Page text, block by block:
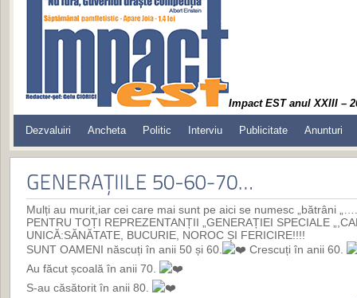
Impact EST anul XXIII –
Dezvaluiri Ancheta Politic Interviu Publicitate Anunturi
Mulți au murit,iar cei care mai sunt pe aici se numesc „bătrâni
PENTRU TOȚI REPREZENTANȚII „GENERAȚIEI SPECIALE
UNICĂ:SĂNĂTATE, BUCURIE, NOROC ȘI FERICIRE!!!!
SUNT OAMENI născuți în anii 50 și 60.
Crescuți în anii 60.
Au făcut școală în anii 70.
S-au căsătorit în anii 80.